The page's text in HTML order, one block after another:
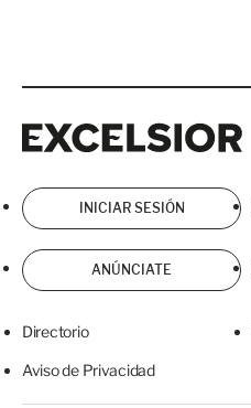
INICIAR SESIÓN
ANÚNCIATE
Directorio
Aviso de Privacidad